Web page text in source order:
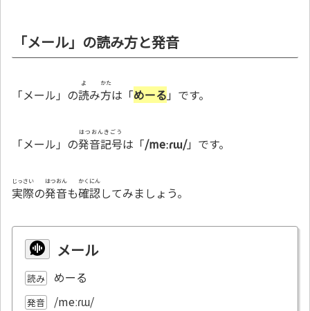
「メール」の読み方と発音
「メール」の読
よ
み方
かた
は「めーる 」です。
「メール」の発音記号
はつおんきごう
は「/meːɾɯ/」です。
実際
じっさい
の発音
はつおん
も確認
かくにん
してみましょう。
メール
読み めーる
発音 /meːɾɯ/